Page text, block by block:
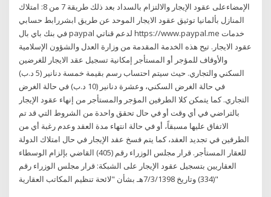
الإمضاءعلى عقود الإيجار والالتزام بالسداد بعد ذلك طريقة 7 من 8: امتلاك
المنازل بألمانيا توثيق عقود الايجار الموحد عن طريق ابشررابط حسابي
في بنك باي بال paypal لدعم قناتي https://www.paypal.me خدمات
عقود الايجار. تيح هذه الخدمة المقدمة من وزارة العدل والشؤون الإسلامية
والأوقاف للمؤجر أو المستأجر إمكانية تسجيل عقد الايجار للغرضين
السكني والتجاري. حيث سيتم احتساب رسم بقيمة خمسة دنانير (5 د.ب)
في حالة الغرض السكني، وعشرة دنانير (10 د.ب) في حالة الغرض
التجاري. كما يتمكن كلا الطرفين المؤجر والمستأجر من إنهاء عقود الإيجار
بالتراضي في أي وقت أو في حال تحقق واحدة من الشروط التي قد تم
الاتفاق عليها مسبقاً، أو في حالة انتهاء مدة العقد وعدم رغبة أي من
الطرفين في تجديد العقد، كما يتم فسخ عقد الإيجار في حال امتلاك الدولة
للعقار المستأجر. قرار مجلس الوزراء رقم (405) القاضي بإلزام الوسطاء
العقاريين بتسجيل عقود الإيجار على الشبكة: قرار مجلس الوزراء رقم
(334) وتاريخ 7/3/1398هـ بشأن "لائحة تنظيم المكاتب العقارية"